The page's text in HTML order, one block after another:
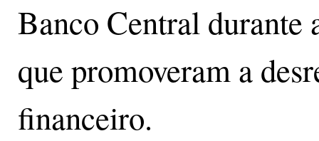
Banco Central durante
que promoveram a
financeiro.